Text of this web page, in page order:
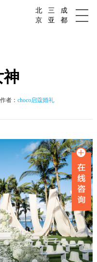
北
京
三
亚
成
都
神
作者：choco启蔻婚礼